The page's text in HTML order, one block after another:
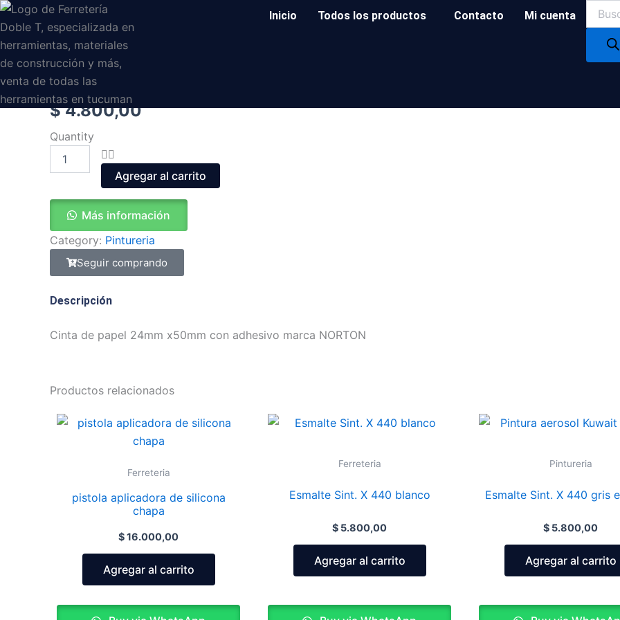
Ir
al
contenido
Inicio Todos los productos Contacto Mi cuenta
search
Cinta de papel NORTON
$4.800,00
Quantity
Cinta
de
papel
NORTON
Agregar al carrito
Más información
Category: Pintureria
Seguir comprando
Descripción
Cinta de papel 24mm x50mm con adhesivo marca NORTON
Productos relacionados
Ferreteria
pistola aplicadora de silicona
chapa
$16.000,00
Agregar al carrito
Ferreteria
Esmalte Sint. X 440 blanco
$ 5.800,00
Agregar al carrito
Pintureria
Esmalte Sint. X 440 gris
$ 5.800,00
Agregar al carrito